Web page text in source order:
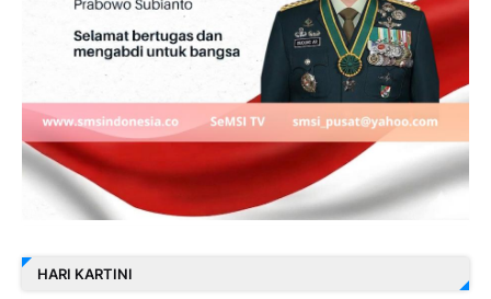
HARI KARTINI